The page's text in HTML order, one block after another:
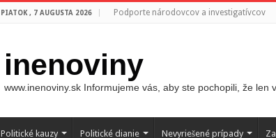
PIATOK , 7 AUGUSTA 2026 Podporte národovcov a investigatívcov
inenoviny
www.inenoviny.sk Informujeme vás, aby ste pochopili, že
Politické kauzy Politické dianie Nevyriešené prípady